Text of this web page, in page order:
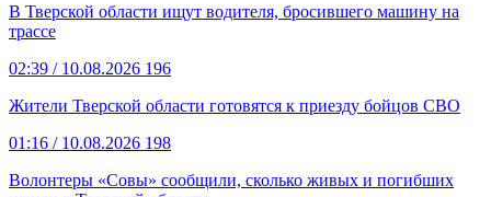
В Тверской области ищут водителя, бросившего машину на
трассе
02:39 / 10.08.2026 196
Жители Тверской области готовятся к приезду бойцов СВО
01:16 / 10.08.2026 198
Волонтеры «Совы» сообщили, сколько живых и погибших